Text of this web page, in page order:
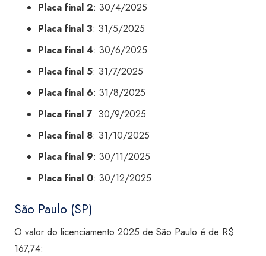
Placa final 2: 30/4/2025
Placa final 3: 31/5/2025
Placa final 4: 30/6/2025
Placa final 5: 31/7/2025
Placa final 6: 31/8/2025
Placa final 7: 30/9/2025
Placa final 8: 31/10/2025
Placa final 9: 30/11/2025
Placa final 0: 30/12/2025
São Paulo (SP)
O valor do licenciamento 2025 de São Paulo é de R$
167,74: